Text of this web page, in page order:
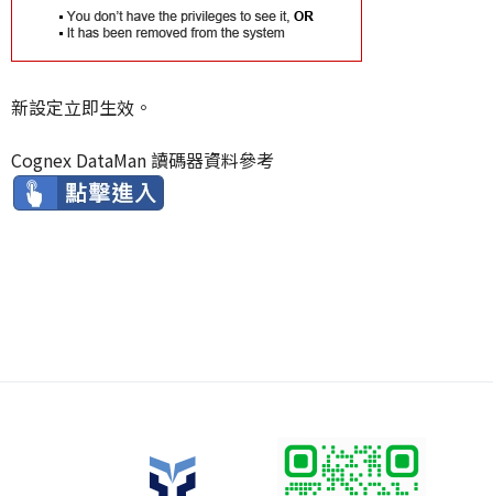
新設定立即生效。
Cognex DataMan 讀碼器資料參考